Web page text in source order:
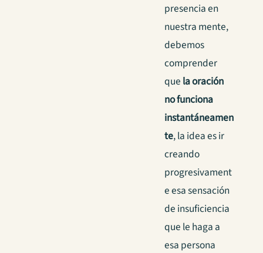
presencia en
nuestra mente,
debemos
comprender
que la oración
no funciona
instantáneamen
te, la idea es ir
creando
progresivament
e esa sensación
de insuficiencia
que le haga a
esa persona